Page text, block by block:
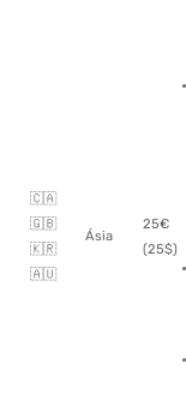
🇨🇦
🇬🇧
🇰🇷
🇦🇺
Ásia
25€
(25$)